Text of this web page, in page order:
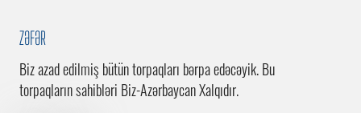
ZƏFƏR
Biz azad edilmiş bütün torpaqları bərpa edəcəyik. Bu
torpaqların sahibləri Biz-Azərbaycan Xalqıdır.